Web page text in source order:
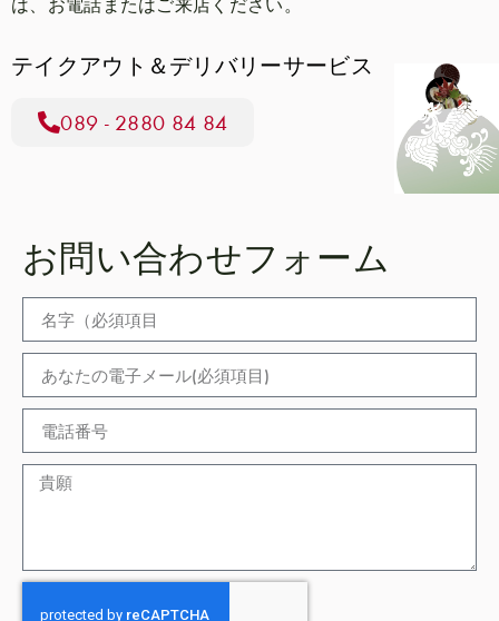
テイクアウト＆デリバリーサービス
089 - 2880 84 84
お問い合わせフォーム